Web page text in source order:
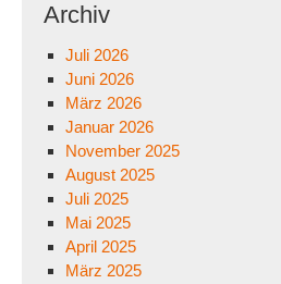
Archiv
Juli 2026
Juni 2026
März 2026
Januar 2026
November 2025
August 2025
Juli 2025
Mai 2025
April 2025
März 2025